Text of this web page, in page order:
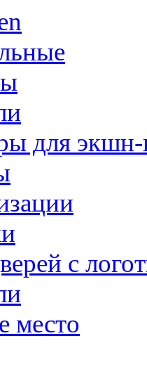
для
с
место